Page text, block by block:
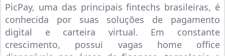
PicPay, uma das principais fintechs brasileiras, é
conhecida por suas soluções de pagamento
digital e carteira virtual. Em constante
crescimento, possui vagas home office